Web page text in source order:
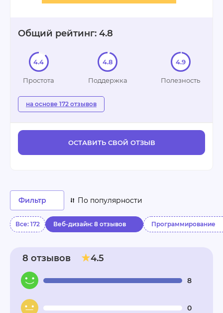
Общий рейтинг: 4.8
4.4
Простота
4.8
Поддержка
4.9
Полезность
на основе 172 отзывов
ОСТАВИТЬ СВОЙ ОТЗЫВ
Фильтр По популярности
Все: 172 Веб-дизайн: 8 отзывов Программирование
8 отзывов 4.5
8
0